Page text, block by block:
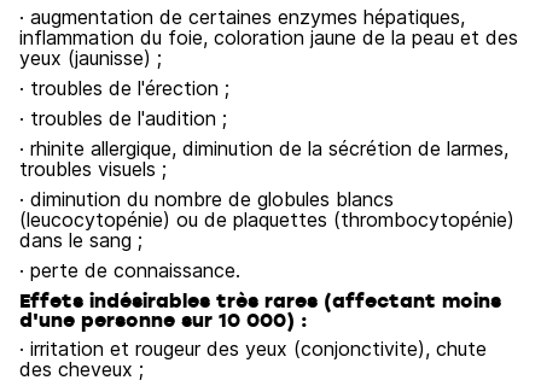
· augmentation de certaines enzymes hépatiques,
inflammation du foie, coloration jaune de la peau et des
yeux (jaunisse) ;
· troubles de l'érection ;
· troubles de l'audition ;
· rhinite allergique, diminution de la sécrétion de larmes,
troubles visuels ;
· diminution du nombre de globules blancs
(leucocytopénie) ou de plaquettes (thrombocytopénie)
dans le sang ;
· perte de connaissance.
Effets indésirables très rares (affectant moins
d'une personne sur 10 000) :
· irritation et rougeur des yeux (conjonctivite), chute
des cheveux ;